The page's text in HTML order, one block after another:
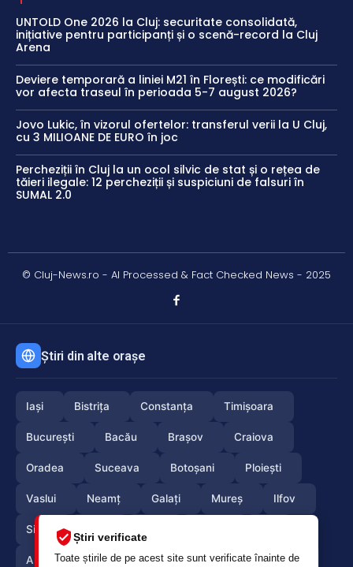
Știri verificate
Toate știrile de pe acest site sunt verificate înainte de
UNTOLD One 2026 la Cluj: securitate consolidată,
inițiative pentru participanți și o scenă-record la Cluj
Arena
Deviere temporară a liniei M21 în Florești: ce modificări
vor afecta traseul în perioada 5-7 august 2026?
Jovo Lukic, în vizorul ofertelor: transferul verii la U Cluj,
cu 3 MILIOANE DE EURO în joc
Percheziții în Cluj la un ocol silvic de stat și o rețea de
tăieri ilegale: 12 percheziții și suspiciuni de falsuri în
SUMAL 2.0
© Cluj-News.ro - AI Processed & Fact Checked News - 2025
Știri din alte orașe
Iași Bistrița Constanța Timișoara
București Bacău Brașov Craiova
Oradea Suceava Botoșani Ploiești
Vaslui Neamț Galați Mureș Ilfov
Sibiu
Arges Maramures Vrancea Satumare